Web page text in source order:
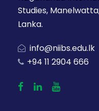
Studies,
Lanka.
info@niibs.edu.lk
+94 11 2904 666